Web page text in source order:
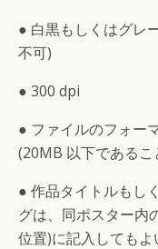
● 白黒もしくはグレ
不可)
● 300 dpi
● ファイルのフォー
(20MB 以下であるこ
● 作品タイトルもし
グは、同ポスター内
位置)に記入してもよ